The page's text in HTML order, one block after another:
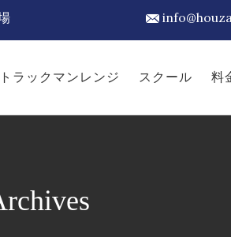
トラックマンレンジ スクール 料